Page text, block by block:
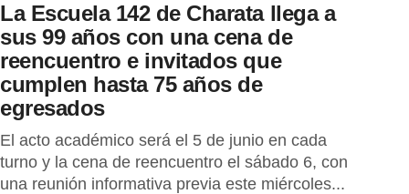
La Escuela 142 de Charata llega a
sus 99 años con una cena de
reencuentro e invitados que
cumplen hasta 75 años de
egresados
El acto académico será el 5 de junio en cada
turno y la cena de reencuentro el sábado 6, con
una reunión informativa previa este miércoles...